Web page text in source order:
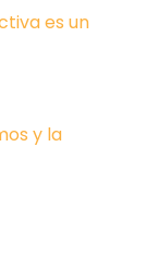
es un
y la